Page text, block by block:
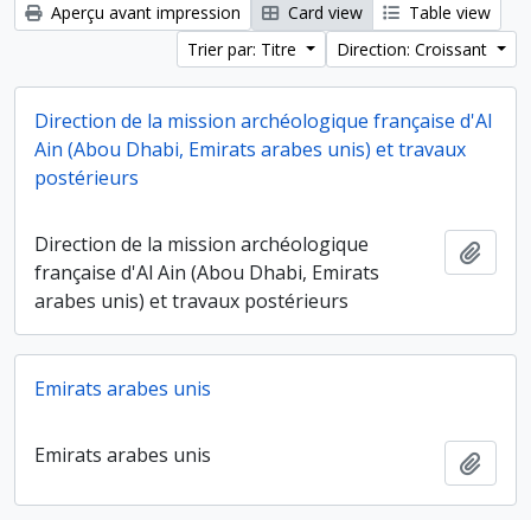
Aperçu avant impression Card view
Table view
Trier par: Titre
Direction: Croissant
Direction de la mission archéologique française d'Al
Ain (Abou Dhabi, Emirats arabes unis) et travaux
postérieurs
Direction de la mission archéologique
française d'Al Ain (Abou Dhabi, Emirats
arabes unis) et travaux postérieurs
Emirats arabes unis
Emirats arabes unis